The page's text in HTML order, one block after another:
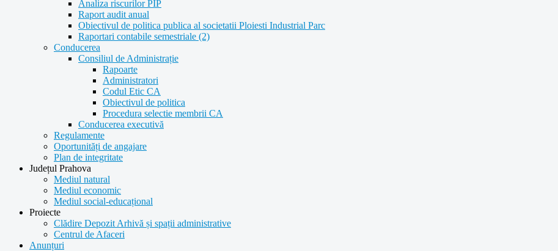
Analiza riscurilor PIP
Raport audit anual
Obiectivul de politica publica al societatii Ploiesti Industrial Parc
Raportari contabile semestriale (2)
Conducerea
Consiliul de Administrație
Rapoarte
Administratori
Codul Etic CA
Obiectivul de politica
Procedura selectie membrii CA
Conducerea executivă
Regulamente
Oportunități de angajare
Plan de integritate
Județul Prahova
Mediul natural
Mediul economic
Mediul social-educațional
Proiecte
Clădire Depozit Arhivă și spații administrative
Centrul de Afaceri
Anunțuri